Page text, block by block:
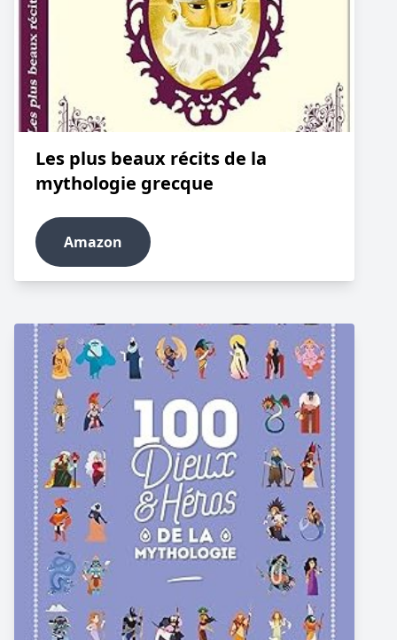
Les plus beaux récits de la
mythologie grecque
Amazon